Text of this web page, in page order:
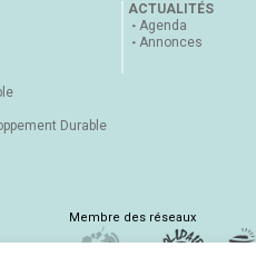
Durable
ACTUALITÉS
Agenda
Annonces
Membre des réseaux